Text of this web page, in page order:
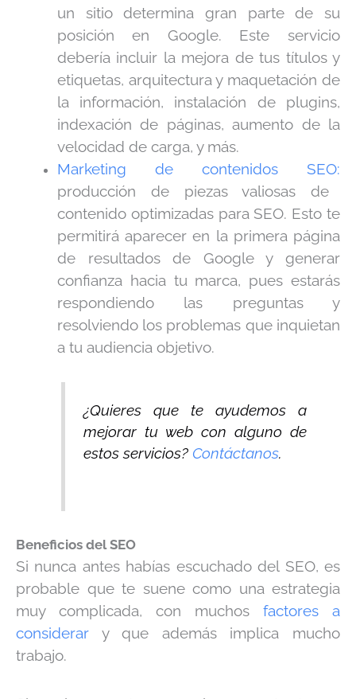
un sitio determina gran parte de su
posición en Google. Este servicio
debería incluir la mejora de tus títulos y
etiquetas, arquitectura y maquetación de
la información, instalación de plugins,
indexación de páginas, aumento de la
velocidad de carga, y más.
Marketing de contenidos SEO:
producción de piezas valiosas de
contenido optimizadas para SEO. Esto te
permitirá aparecer en la primera página
de resultados de Google y generar
confianza hacia tu marca, pues estarás
respondiendo las preguntas y
resolviendo los problemas que inquietan
a tu audiencia objetivo.
¿Quieres que te ayudemos a
mejorar tu web con alguno de
estos servicios? Contáctanos.
Beneficios del SEO
Si nunca antes habías escuchado del SEO, es
probable que te suene como una estrategia
muy complicada, con muchos factores a
considerar y que además implica mucho
trabajo.